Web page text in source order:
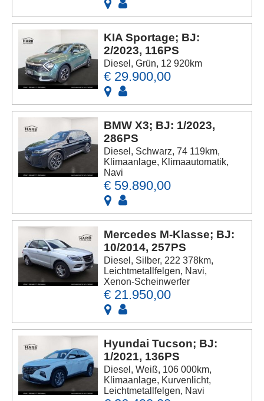
KIA Sportage; BJ:
2/2023, 116PS
Diesel, Grün, 12 920km
€ 29.900,00
BMW X3; BJ: 1/2023,
286PS
Diesel, Schwarz, 74 119km,
Klimaanlage, Klimaautomatik,
Navi
€ 59.890,00
Mercedes M-Klasse; BJ:
10/2014, 257PS
Diesel, Silber, 222 378km,
Leichtmetallfelgen, Navi,
Xenon-Scheinwerfer
€ 21.950,00
Hyundai Tucson; BJ:
1/2021, 136PS
Diesel, Weiß, 106 000km,
Klimaanlage, Kurvenlicht,
Leichtmetallfelgen, Navi